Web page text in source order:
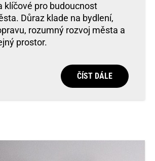
klíčové pro budoucnost
Důraz klade na bydlení,
rozumný rozvoj města a
prostor.
ČÍST DÁLE